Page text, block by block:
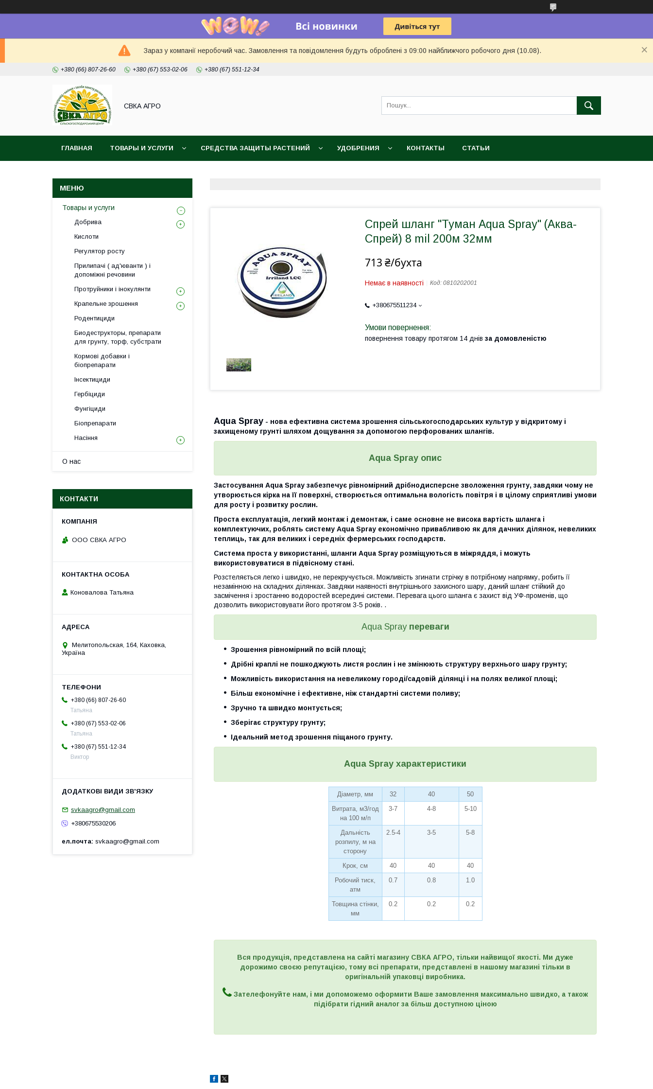
Зараз у компанії неробочий час. Замовлення та повідомлення будуть оброблені з 09:00 найближчого робочого дня (10.08).
+380 (66) 807-26-60 +380 (67) 553-02-06 +380 (67) 551-12-34
СВКА АГРО
ГЛАВНАЯ ТОВАРЫ И УСЛУГИ СРЕДСТВА ЗАЩИТЫ РАСТЕНИЙ УДОБРЕНИЯ КОНТАКТЫ СТАТЬИ
Спрей шланг "Туман Aqua Spray" (Аква-
Спрей) 8 mil 200м 32мм
713 ₴/бухта
Немає в наявності Код: 0810202001
+380675511234
повернення товару протягом 14 днів за домовленістю
Aqua Spray - нова ефективна система зрошення сільськогосподарських культур у відкритому і
захищеному грунті шляхом дощування за допомогою перфорованих шлангів.
Aqua Spray опис
Застосування Aqua Spray забезпечує рівномірний дрібнодисперсне зволоження грунту, завдяки чому не
утворюється кірка на її поверхні, створюється оптимальна вологість повітря і в цілому сприятливі умови
для росту і розвитку рослин.
Проста експлуатація, легкий монтаж і демонтаж, і саме основне не висока вартість шланга і
комплектуючих, роблять систему Aqua Spray економічно привабливою як для дачних ділянок, невеликих
теплиць, так для великих і середніх фермерських господарств.
Система проста у використанні, шланги Aqua Spray розміщуються в міжряддя, і можуть
використовуватися в підвісному стані.
Розстеляється легко і швидко, не перекручується. Можливість згинати стрічку в потрібному напрямку, робить її
незамінною на складних ділянках. Завдяки наявності внутрішнього захисного шару, даний шланг стійкий до
засмічення і зростанню водоростей всередині системи. Перевага цього шланга є захист від УФ-променів, що
дозволить використовувати його протягом 3-5 років. .
Aqua Sprayпереваги
Зрошення рівномірний по всій площі;
Дрібні краплі не пошкоджують листя рослин і не змінюють структуру верхнього шару грунту;
Можливість використання на невеликому городі/садовій ділянці і на полях великої площі;
Більш економічне і ефективне, ніж стандартні системи поливу;
Зручно та швидко монтується;
Зберігає структуру грунту;
Ідеальний метод зрошення піщаного грунту.
Aqua Spray характеристики
Діаметр, мм 32 40
50
Витрата, м3/год
на 100 м/п
3-7 4-8 5-10
Дальність
розпилу, м на
сторону
2.5-4 3-5 5-8
Крок, см 40 40
40
Робочий тиск,
атм
0.7 0.8 1.0
Товщина стінки,
мм
0.2 0.2 0.2
Вся продукція, представлена на сайті магазину СВКА АГРО, тільки найвищої якості. Ми дуже
дорожимо своєю репутацією, тому всі препарати, представлені в нашому магазині тільки в
оригінальній упаковці виробника.
Зателефонуйте нам, і ми допоможемо оформити Ваше замовлення максимально швидко, а також
підібрати гідний аналог за більш доступною ціною
Товары и услуги
Добрива
Кислоти
Регулятор росту
Прилипачі ( ад'юванти ) і
допоміжні речовини
Протруйники і інокулянти
Крапельне зрошення
Родентициди
Биодеструкторы, препарати
для грунту, торф, субстрати
Кормові добавки і
біопрепарати
Інсектициди
Гербіциди
Фунгіциди
Біопрепарати
Насіння
О нас
КОНТАКТИ
ООО СВКА АГРО
Коновалова Татьяна
Мелитопольская, 164, Каховка,
Україна
+380 (66) 807-26-60
Татьяна
+380 (67) 553-02-06
Татьяна
+380 (67) 551-12-34
Виктор
svkaagro@gmail.com
+380675530206
ел.почта svkaagro@gmail.com